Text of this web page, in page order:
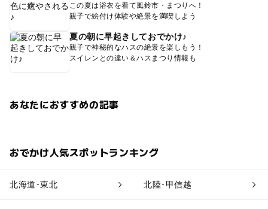
この夏は浴衣を着て風鈴市・まつりへ！
親子で絵付け体験や絶景を満喫しよう
夏の朝に早起きしておでかけ♪
親子で神秘的なハスの絶景を楽しもう！
スイレンとの違い＆ハスまつり情報も
あなたにおすすめの記事
おでかけ人気スポットランキング
北海道･東北 北陸･甲信越